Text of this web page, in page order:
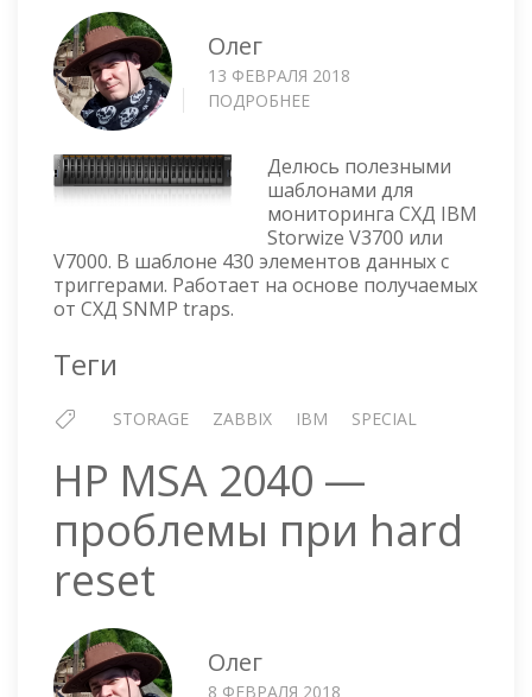
Олег
13 ФЕВРАЛЯ 2018
ПОДРОБНЕЕ
ДЛЯ
МОНИТОРИНГА
СХД
—
IBM
STORWIZE
Делюсь полезными
шаблонами для
мониторинга СХД IBM
Storwize V3700 или
V7000. В шаблоне 430 элементов данных с
триггерами. Работает на основе получаемых
от СХД SNMP traps.
Теги
STORAGE ZABBIX IBM SPECIAL
HP MSA 2040 —
проблемы при hard
reset
Олег
8 ФЕВРАЛЯ 2018